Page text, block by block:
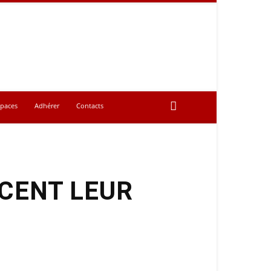
Adhérer Contacts
LEUR